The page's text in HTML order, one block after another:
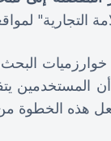
التجارية"
خوارزميات
أن المستخدمين
هذه الخطوة